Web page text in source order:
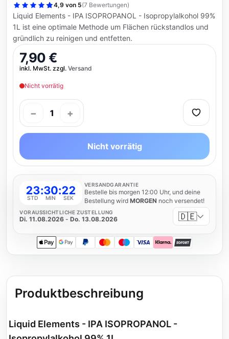
4,9 von 5(7 Bewertungen)
Liquid Elements - IPA ISOPROPANOL - Isopropylalkohol 99%
1L ist eine optimale Methode um Flächen rückstandlos und
gründlich zu reinigen und entfetten.
7,90 €
inkl. MwSt. zzgl. Versand
Nicht vorrätig
− 1 +
Nicht vorrätig
23
STD
:30
MIN
:21
SEK
VERSANDGARANTIE
Bestelle bis morgen 12:00 Uhr, und deine
Bestellung wird MORGEN noch versendet!
VORAUSSICHTLICHE ZUSTELLUNG
Di. 11.08.2026 - Do. 13.08.2026 🇩🇪
Apple PayGoogle Pay
PayPalMastercardMaestro
Visa KlarnaSOFORT
Produktbeschreibung
Liquid Elements - IPA ISOPROPANOL -